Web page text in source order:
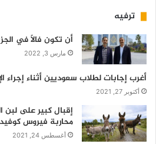
ترفيه
أن تكون فالاً في
مارس 3, 2022
أغرب إجابات لطلاب سعوديين أثناء إجراء
أكتوبر 27, 2021
إقبال كبير على لبن
محاربة فيروس كوفيد 19
أغسطس 24, 2021